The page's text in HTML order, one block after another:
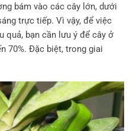
bám vào các cây lớn, dưới
trực tiếp. Vì vậy, để việc
quả, bạn cần lưu ý để cây ở
70%. Đặc biệt, trong giai